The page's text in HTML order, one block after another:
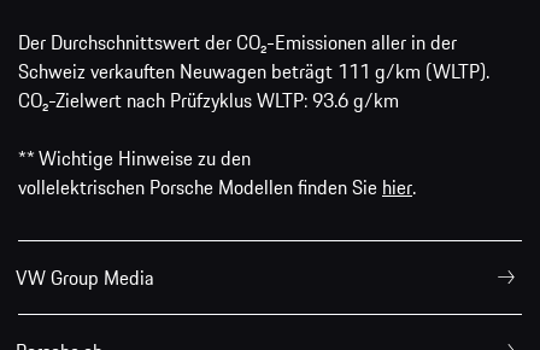
Der Durchschnittswert der CO₂-Emissionen aller in der
Schweiz verkauften Neuwagen beträgt 111 g/km (WLTP).
CO₂-Zielwert nach Prüfzyklus WLTP: 93.6 g/km
** Wichtige Hinweise zu den
vollelektrischen Porsche Modellen finden Sie hier.
VW Group Media